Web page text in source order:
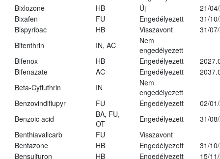
Bixlozone
HB Új
21/
Bixafen
FU Engedélyezett
31/
Bispyribac
HB Visszavont
31/
Bifenthrin
IN, AC
Nem
engedélyezett
Bifenox
HB Engedélyezett
Bifenazate
AC Engedélyezett
Beta-Cyfluthrin
IN
Nem
engedélyezett
Benzovindiflupyr
FU Engedélyezett
02/
Benzoic acid
BA, FU,
OT
Engedélyezett
31/
Benthiavalicarb
FU
Visszavont
Bentazone
HB Engedélyezett
31/
Bensulfuron
HB Engedélyezett
15/